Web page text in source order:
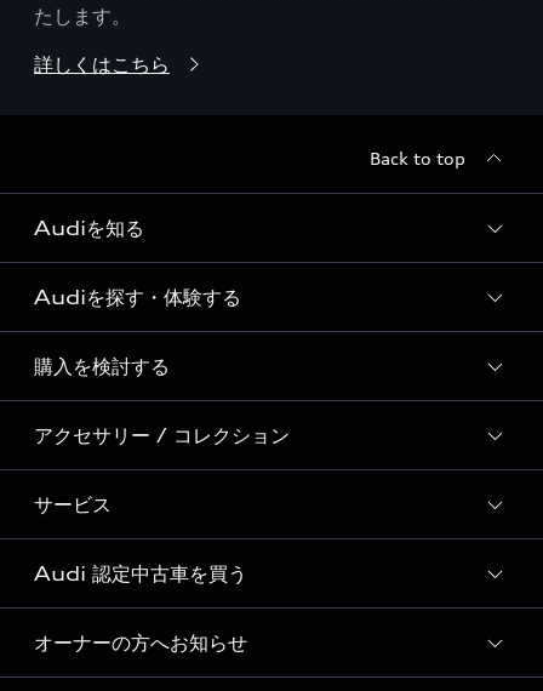
たします。
詳しくはこちら
Back to top
Audiを知る
Audi ブランド
Story of Progress
Audi Sport
Formula 1®
デジタルサービス
Audiを探す・体験する
ディーラー検索
新車在庫検索
試乗車・展示車検索
見積もり依頼
試乗予約
購入を検討する
モデル一覧
特別仕様モデル / 限定モデル
e-tronラインアップ
価格シミュレーション
車両比較
アクセサリー / コレクション
純正アクセサリー
オンラインショップ
Audi collection
アウディナビアプリ
サービス
サービス入庫予約
サービスプログラム
メンテナンス
Audi 認定中古車を買う
Audi認定中古車
オーナーの方へお知らせ